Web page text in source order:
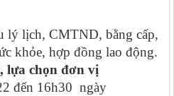
lý lịch, CMTND, bằng cấp,
khỏe, hợp đồng lao động.
lựa chọn đơn vị
đến 16h30 ngày